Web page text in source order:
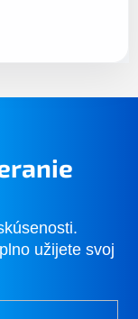
užijete svoj